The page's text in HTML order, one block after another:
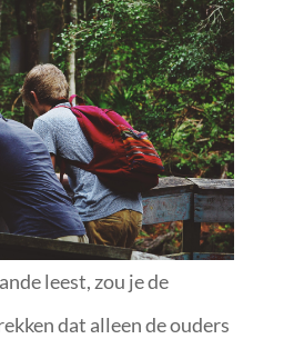
leest, zou je de
dat alleen de ouders